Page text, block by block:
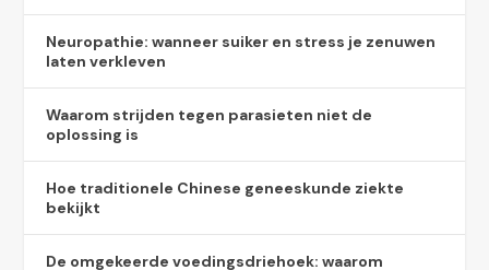
Neuropathie: wanneer suiker en stress je zenuwen
laten verkleven
Waarom strijden tegen parasieten niet de
oplossing is
Hoe traditionele Chinese geneeskunde ziekte
bekijkt
De omgekeerde voedingsdriehoek: waarom